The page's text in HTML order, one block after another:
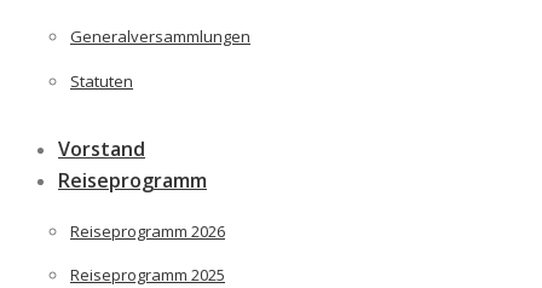
Generalversammlungen
Statuten
Vorstand
Reiseprogramm
Reiseprogramm 2026
Reiseprogramm 2025